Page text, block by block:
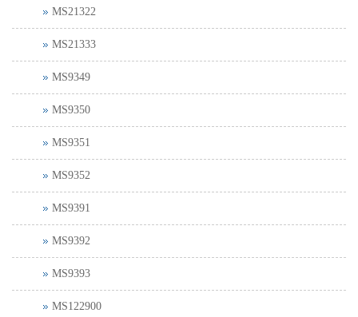
MS21322
MS21333
MS9349
MS9350
MS9351
MS9352
MS9391
MS9392
MS9393
MS122900